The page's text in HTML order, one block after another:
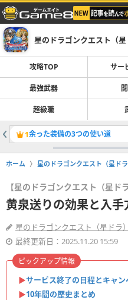
星のドラゴンクエスト（
攻略TOP サー
最強武器
超級職
1余った装備の3つの使い道
ホーム 星のドラゴンクエスト（星ド
【星のドラゴンクエスト（星ドラ
黄泉送りの効果と入手
星のドラゴンクエスト（星ドラ
最終更新日：2025.11.20 15:59
▶︎サービス終了の日程とキャン
▶︎10年間の歴史まとめ
ピックアップ情報